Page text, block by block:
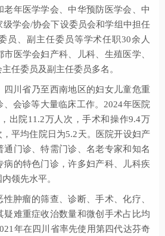
老年医学学会、中华预防医学会、中
级学会/协会下设委员会和学组中担任
员、副主任委员等学术任职30余人
医学会妇产科、儿科、生殖医学、
任委员及副主任委员多名。
四川省乃至西南地区的妇女儿童危重
会诊等大量临床工作。2024年医院
出院11.2万人次，手术和操作9.4万
，平均住院日为5.2天。医院开设妇产
通门诊、特需门诊、名老专家和知名
病的特色门诊，许多妇产科、儿科疾
领先水平。
性肿瘤的筛查、诊断、手术、化疗、
疑难重症收治数量和微创手术占比均
年在四川省率先使用第四代达芬奇